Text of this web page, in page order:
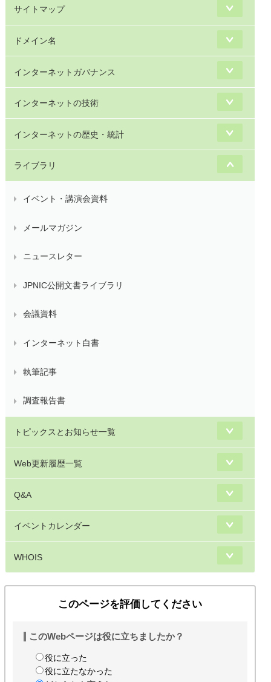
サイトマップ
ドメイン名
インターネットガバナンス
インターネットの技術
インターネットの歴史・統計
ライブラリ
イベント・講演会資料
メールマガジン
ニュースレター
JPNIC公開文書ライブラリ
会議資料
インターネット白書
執筆記事
調査報告書
トピックスとお知らせ一覧
Web更新履歴一覧
Q&A
イベントカレンダー
WHOIS
このページを評価してください
このWebページは役に立ちましたか？
役に立った
役に立たなかった